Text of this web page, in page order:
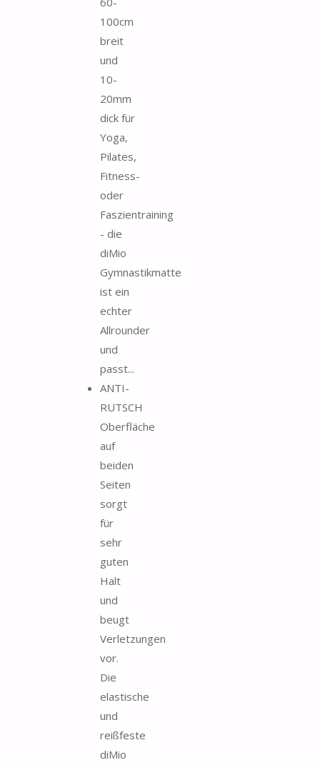
100cm
breit
und
10-
20mm
dick für
Yoga,
Pilates,
Fitness-
oder
Faszientraining
- die
diMio
Gymnastikmatte
ist ein
echter
Allrounder
und
passt...
ANTI-
RUTSCH
Oberfläche
auf
beiden
Seiten
sorgt
für
sehr
guten
Halt
und
beugt
Verletzungen
vor.
Die
elastische
und
reißfeste
diMio